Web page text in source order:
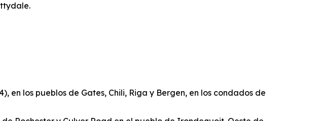
en los pueblos de Gates, Chili, Riga y Bergen, en los condados de